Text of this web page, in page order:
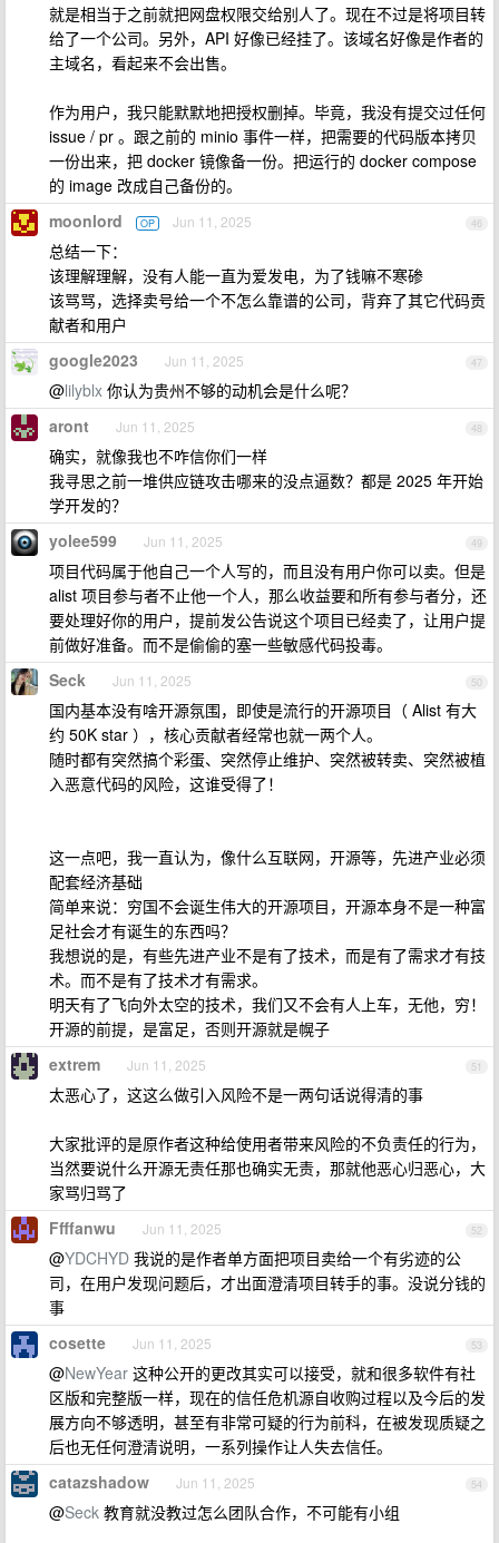
就是相当于之前就把网盘权限交给别人了。现在不过是将项目转
给了一个公司。另外，API 好像已经挂了。该域名好像是作者的
主域名，看起来不会出售。
作为用户，我只能默默地把授权删掉。毕竟，我没有提交过任何
issue / pr 。跟之前的 minio 事件一样，把需要的代码版本拷贝
一份出来，把 docker 镜像备一份。把运行的 docker compose
的 image 改成自己备份的。
46
moonlord OP Jun 11, 2025
总结一下：
该理解理解，没有人能一直为爱发电，为了钱嘛不寒碜
该骂骂，选择卖号给一个不怎么靠谱的公司，背弃了其它代码贡
献者和用户
47
google2023 Jun 11, 2025
@lilyblx 你认为贵州不够的动机会是什么呢？
48
aront Jun 11, 2025
确实，就像我也不咋信你们一样
我寻思之前一堆供应链攻击哪来的没点逼数？都是 2025 年开始
学开发的？
49
yolee599 Jun 11, 2025
项目代码属于他自己一个人写的，而且没有用户你可以卖。但是
alist 项目参与者不止他一个人，那么收益要和所有参与者分，还
要处理好你的用户，提前发公告说这个项目已经卖了，让用户提
前做好准备。而不是偷偷的塞一些敏感代码投毒。
50
Seck Jun 11, 2025
国内基本没有啥开源氛围，即使是流行的开源项目（ Alist 有大
约 50K star ），核心贡献者经常也就一两个人。
随时都有突然搞个彩蛋、突然停止维护、突然被转卖、突然被植
入恶意代码的风险，这谁受得了！
这一点吧，我一直认为，像什么互联网，开源等，先进产业必须
配套经济基础
简单来说：穷国不会诞生伟大的开源项目，开源本身不是一种富
足社会才有诞生的东西吗？
我想说的是，有些先进产业不是有了技术，而是有了需求才有技
术。而不是有了技术才有需求。
明天有了飞向外太空的技术，我们又不会有人上车，无他，穷！
开源的前提，是富足，否则开源就是幌子
51
extrem Jun 11, 2025
太恶心了，这这么做引入风险不是一两句话说得清的事
大家批评的是原作者这种给使用者带来风险的不负责任的行为，
当然要说什么开源无责任那也确实无责，那就他恶心归恶心，大
家骂归骂了
52
Ffffanwu Jun 11, 2025
@YDCHYD 我说的是作者单方面把项目卖给一个有劣迹的公
司，在用户发现问题后，才出面澄清项目转手的事。没说分钱的
事
53
cosette Jun 11, 2025
@NewYear 这种公开的更改其实可以接受，就和很多软件有社
区版和完整版一样，现在的信任危机源自收购过程以及今后的发
展方向不够透明，甚至有非常可疑的行为前科，在被发现质疑之
后也无任何澄清说明，一系列操作让人失去信任。
54
catazshadow Jun 11, 2025
@Seck 教育就没教过怎么团队合作，不可能有小组